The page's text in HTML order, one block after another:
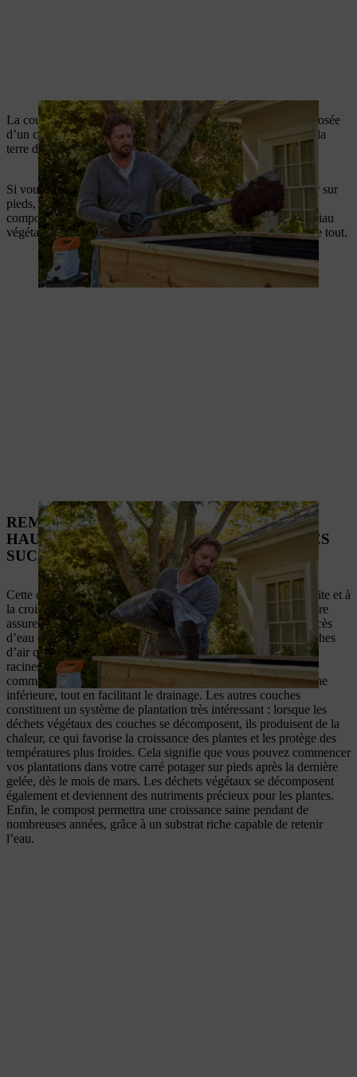
La couche supérieure, destinée aux plantations, doit être composée
d’un compost fin arrivé à maturité ou de terreau mélangé à de la
terre de jardin.
Si vous souhaitez simplifier la conception de votre bac potager sur
pieds, vous pouvez vous contenter de trois couches : l’une
composée de branches assez grossières, la suivante d’un matériau
végétal de calibre intermédiaire, et du terreau pour compléter le tout.
REMPLISSAGE DU CARRÉ POTAGER EN
HAUTEUR : L’IMPORTANCE DES COUCHES
SUCCESSIVES
Cette configuration en couches successives participe à la réussite et à
la croissance fructueuse de vos plantations. La couche inférieure
assure un bon drainage, les grosses branches permettent à l’excès
d’eau de s’écouler rapidement tout en préservant quelques poches
d’air qui évitent l’engorgement et favorisent la croissance des
racines. La couche de gazon en mottes, ou la couverture, agit
comme un barrage et empêche la terre de tomber dans la couche
inférieure, tout en facilitant le drainage. Les autres couches
constituent un système de plantation très intéressant : lorsque les
déchets végétaux des couches se décomposent, ils produisent de la
chaleur, ce qui favorise la croissance des plantes et les protège des
températures plus froides. Cela signifie que vous pouvez commencer
vos plantations dans votre carré potager sur pieds après la dernière
gelée, dès le mois de mars. Les déchets végétaux se décomposent
également et deviennent des nutriments précieux pour les plantes.
Enfin, le compost permettra une croissance saine pendant de
nombreuses années, grâce à un substrat riche capable de retenir
l’eau.